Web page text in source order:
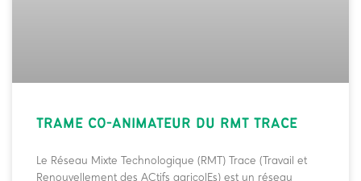
TRAME CO-ANIMATEUR DU RMT TRACE
Le Réseau Mixte Technologique (RMT) Trace (Travail et
Renouvellement des ACtifs agricolEs) est un réseau